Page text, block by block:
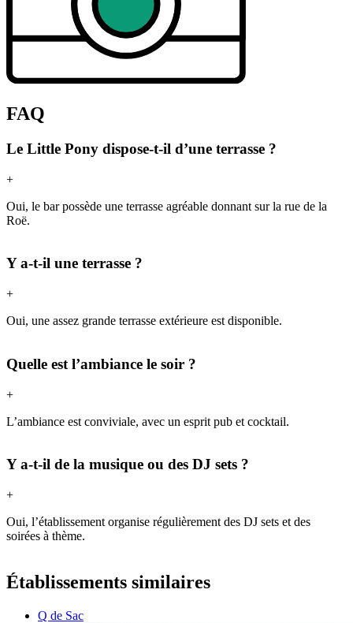
FAQ
Le Little Pony dispose-t-il d’une terrasse ?
+
Oui, le bar possède une terrasse agréable donnant sur la rue de la
Roë.
Y a-t-il une terrasse ?
+
Oui, une assez grande terrasse extérieure est disponible.
Quelle est l’ambiance le soir ?
+
L’ambiance est conviviale, avec un esprit pub et cocktail.
Y a-t-il de la musique ou des DJ sets ?
+
Oui, l’établissement organise régulièrement des DJ sets et des
soirées à thème.
Établissements similaires
Q de Sac